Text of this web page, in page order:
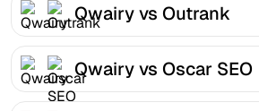
Qwairy vs Outrank
Qwairy vs Oscar SEO